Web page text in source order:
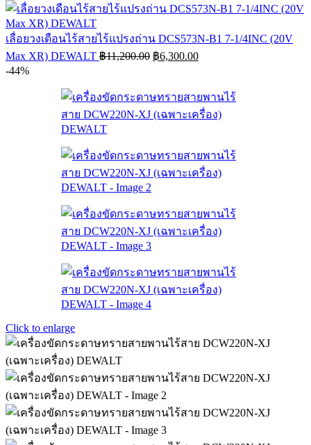
฿7,400.00.฿4,170.00.
เลื่อยวงเดือนไร้สายไร้แปรงถ่าน DCS573N-B1 7-1/4INC (20V
Max XR) DEWALT ฿11,200.00 Original
price
฿11,200.00.
฿6,300.00Current
price
฿6,300.00.
-44%
Click to enlarge